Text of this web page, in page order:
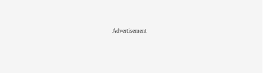
Advertisement